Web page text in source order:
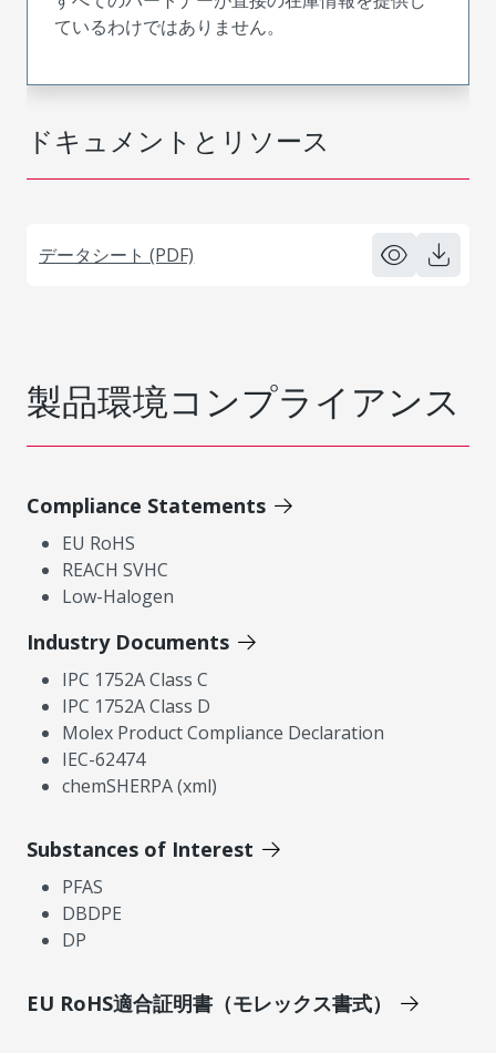
ドキュメントとリソース
データシート (PDF)
ているわけではありません。
製品環境コンプライアンス
Compliance Statements
EU RoHS
REACH SVHC
Low-Halogen
Industry Documents
IPC 1752A Class C
IPC 1752A Class D
Molex Product Compliance Declaration
IEC-62474
chemSHERPA (xml)
Substances of Interest
PFAS
DBDPE
DP
EU RoHS適合証明書（モレックス書式）